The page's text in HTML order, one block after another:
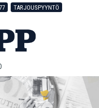
TARJOUSPYYNTÖ